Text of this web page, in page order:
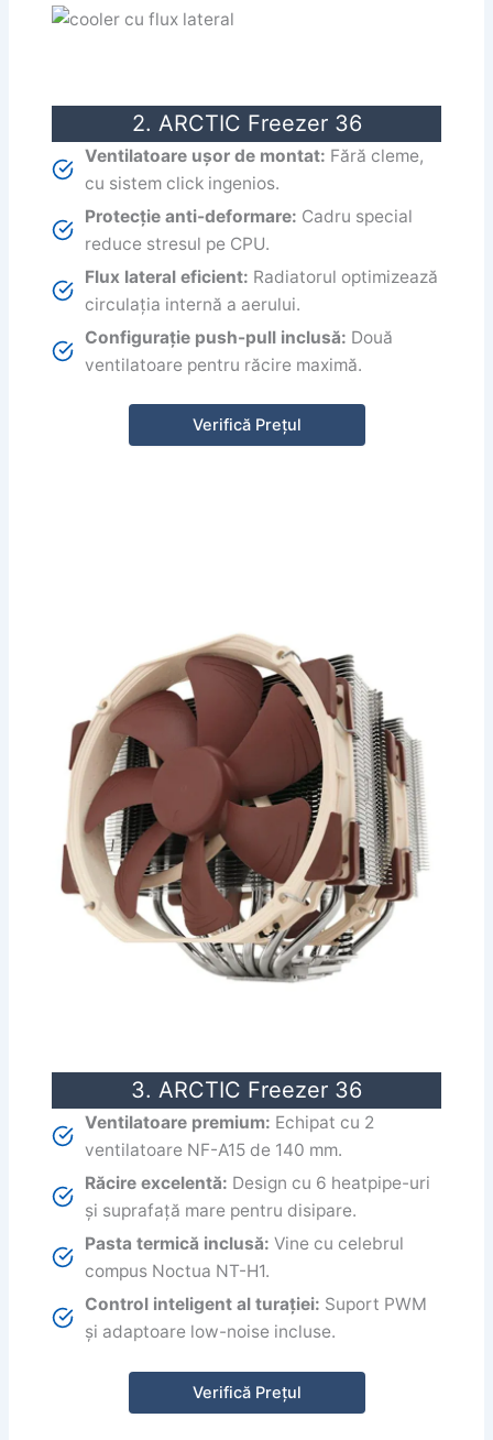
2. ARCTIC Freezer 36
Ventilatoare ușor de montat: Fără cleme,
cu sistem click ingenios.
Protecție anti-deformare: Cadru special
reduce stresul pe CPU.
Flux lateral eficient: Radiatorul optimizează
circulația internă a aerului.
Configurație push-pull inclusă: Două
ventilatoare pentru răcire maximă.
Verifică Prețul
3. ARCTIC Freezer 36
Ventilatoare premium: Echipat cu 2
ventilatoare NF-A15 de 140 mm.
Răcire excelentă: Design cu 6 heatpipe-uri
și suprafață mare pentru disipare.
Pasta termică inclusă: Vine cu celebrul
compus Noctua NT-H1.
Control inteligent al turației: Suport PWM
și adaptoare low-noise incluse.
Verifică Prețul